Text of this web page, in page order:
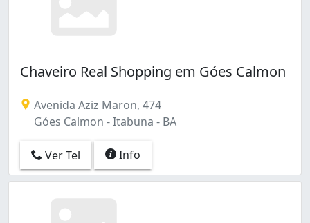
Chaveiro Real Shopping em Góes Calmon
Avenida Aziz Maron, 474
Góes Calmon - Itabuna - BA
Ver Tel Info